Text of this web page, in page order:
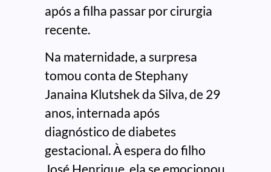
após a filha passar por cirurgia
recente.
Na maternidade, a surpresa
tomou conta de Stephany
Janaina Klutshek da Silva, de 29
anos, internada após
diagnóstico de diabetes
gestacional. À espera do filho
José Henrique, ela se emocionou